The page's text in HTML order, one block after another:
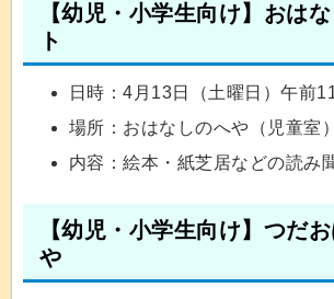
【幼児・小学生向け】おは
ト
日時：4月13日（土曜日）午前
場所：おはなしのへや（児童室）
内容：絵本・紙芝居などの読み
【幼児・小学生向け】つだ
や